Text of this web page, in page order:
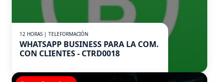
12 HORAS | TELEFORMACIÓN
WHATSAPP BUSINESS PARA LA COM.
CON CLIENTES - CTRD0018